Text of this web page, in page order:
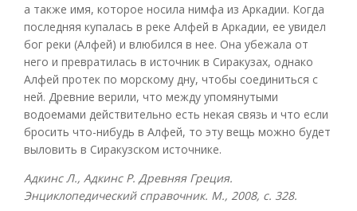
а также имя, которое носила нимфа из Аркадии. Когда
последняя купалась в реке Алфей в Аркадии, ее увидел
бог реки (Алфей) и влюбился в нее. Она убежала от
него и превратилась в источник в Сиракузах, однако
Алфей протек по морскому дну, чтобы соединиться с
ней. Древние верили, что между упомянутыми
водоемами действительно есть некая связь и что если
бросить что-нибудь в Алфей, то эту вещь можно будет
выловить в Сиракузском источнике.
Адкинс Л., Адкинс Р. Древняя Греция.
Энциклопедический справочник. М., 2008, с. 328.